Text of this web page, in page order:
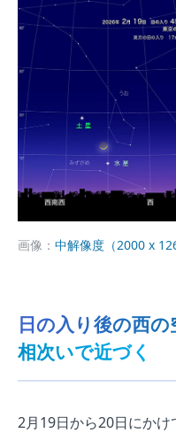
画像： 中解像度（2000 x
日の入り後の西
相次いで近づく
2月19日から20日にか